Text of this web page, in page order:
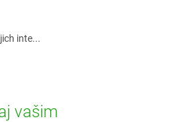
inte...
vašim